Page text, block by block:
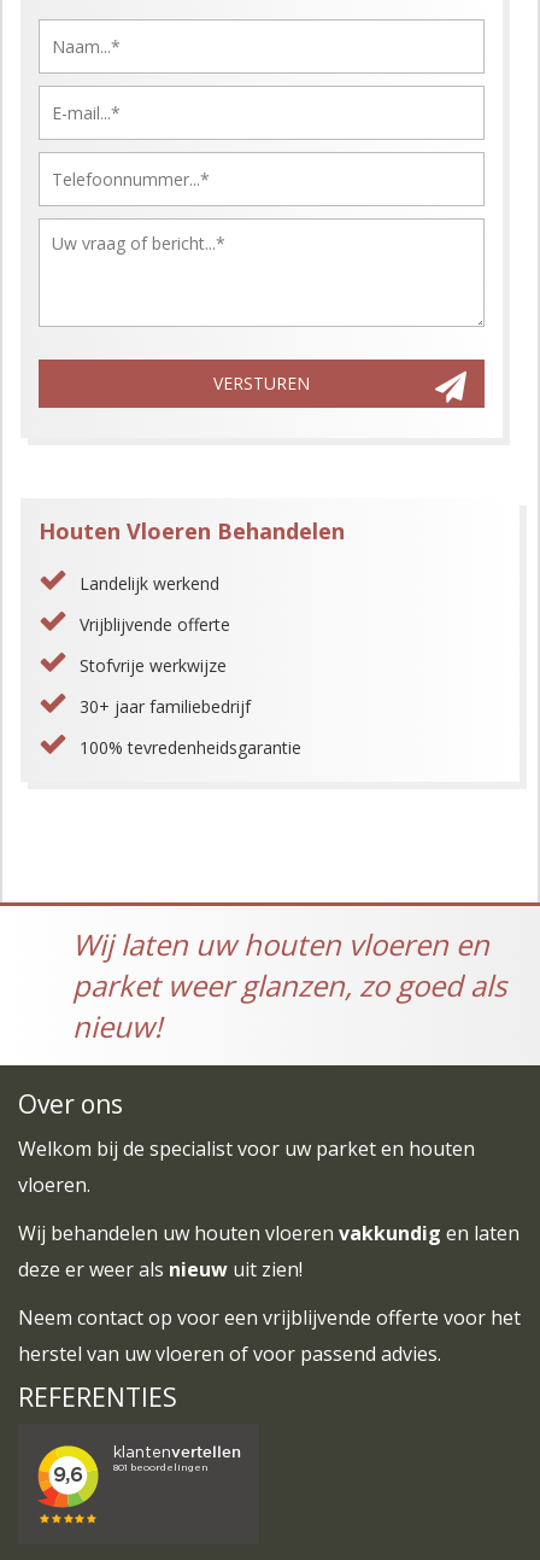
Gelieve dit veld leeg te laten.
VERSTUREN
Houten Vloeren Behandelen
Landelijk werkend
Vrijblijvende offerte
Stofvrije werkwijze
30+ jaar familiebedrijf
100% tevredenheidsgarantie
Wij laten uw houten vloeren en
parket weer glanzen, zo goed als
nieuw!
Over ons
Welkom bij de specialist voor uw parket en houten
vloeren.
Wij behandelen uw houten vloeren vakkundig en laten
deze er weer als nieuw uit zien!
Neem contactop voor een vrijblijvende offerte voor het
herstel van uw vloeren of voor passend advies.
REFERENTIES